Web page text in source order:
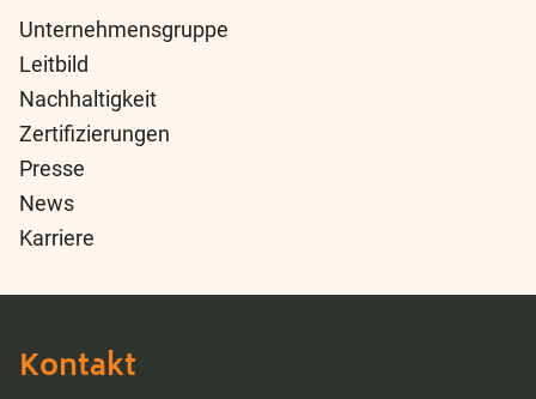
Unternehmensgruppe
Leitbild
Nachhaltigkeit
Zertifizierungen
Presse
News
Karriere
Kontakt